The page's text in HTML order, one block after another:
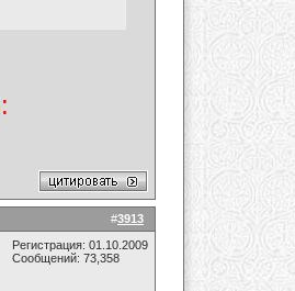
:
#3913
Регистрация: 01.10.2009
Сообщений: 73,358